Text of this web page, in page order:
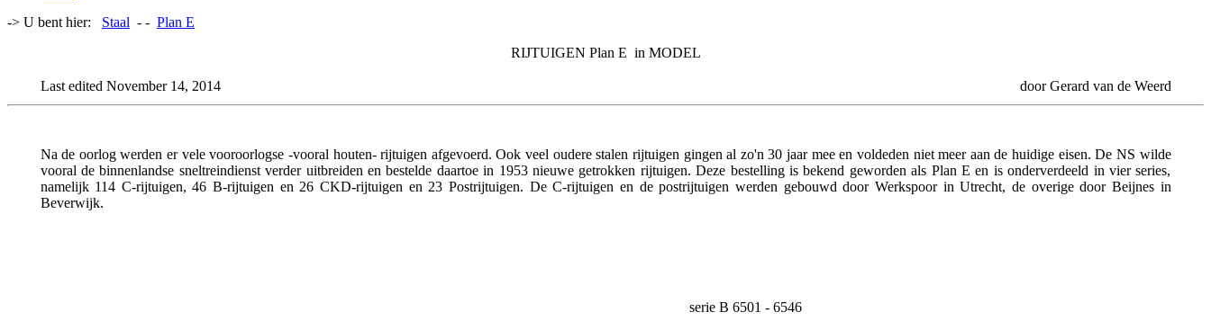
-> U bent hier: Staal - - Plan E
RIJTUIGEN Plan E in MODEL
Last edited November 14, 2014 door Gerard van de Weerd
Na de oorlog werden er vele vooroorlogse -vooral houten- rijtuigen afgevoerd. Ook veel oudere stalen rijtuigen gingen al zo'n 30 jaar mee en voldeden niet meer aan de huidige eisen. De NS wilde
vooral de binnenlandse sneltreindienst verder uitbreiden en bestelde daartoe in 1953 nieuwe getrokken rijtuigen. Deze bestelling is bekend geworden als Plan E en is onderverdeeld in vier series,
namelijk 114 C-rijtuigen, 46 B-rijtuigen en 26 CKD-rijtuigen en 23 Postrijtuigen. De C-rijtuigen en de postrijtuigen werden gebouwd door Werkspoor in Utrecht, de overige door Beijnes in
Beverwijk.
serie B 6501 - 6546